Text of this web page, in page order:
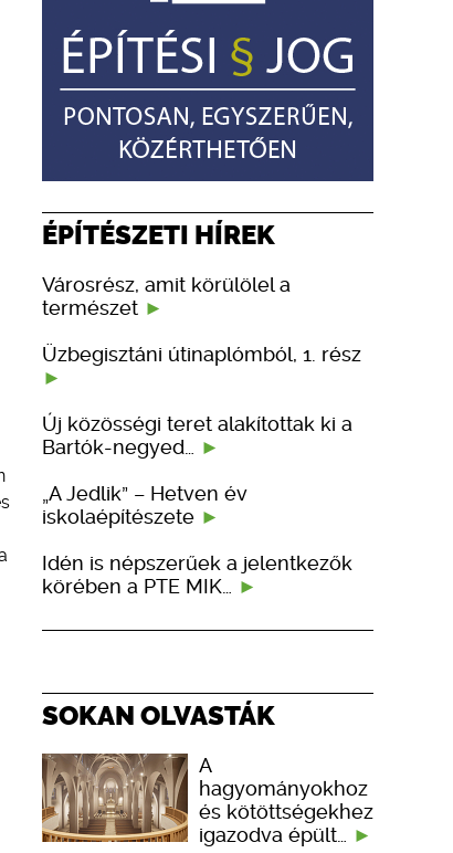
ÉPÍTÉSZETI HÍREK
Városrész, amit körülölel a
természet
Üzbegisztáni útinaplómból, 1. rész
Új közösségi teret alakítottak ki a
Bartók-negyed…
„A Jedlik” – Hetven év
iskolaépítészete
Idén is népszerűek a jelentkezők
körében a PTE MIK…
SOKAN OLVASTÁK
A
hagyományokhoz
és kötöttségekhez
igazodva épült…